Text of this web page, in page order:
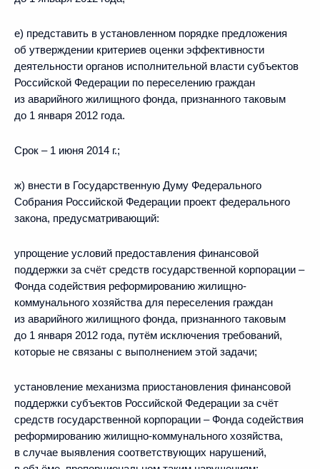
е) представить в установленном порядке предложения
об утверждении критериев оценки эффективности
деятельности органов исполнительной власти субъектов
Российской Федерации по переселению граждан
из аварийного жилищного фонда, признанного таковым
до 1 января 2012 года.
Срок – 1 июня 2014 г.;
ж) внести в Государственную Думу Федерального
Собрания Российской Федерации проект федерального
закона, предусматривающий:
упрощение условий предоставления финансовой
поддержки за счёт средств государственной корпорации –
Фонда содействия реформированию жилищно-
коммунального хозяйства для переселения граждан
из аварийного жилищного фонда, признанного таковым
до 1 января 2012 года, путём исключения требований,
которые не связаны с выполнением этой задачи;
установление механизма приостановления финансовой
поддержки субъектов Российской Федерации за счёт
средств государственной корпорации – Фонда содействия
реформированию жилищно-коммунального хозяйства,
в случае выявления соответствующих нарушений,